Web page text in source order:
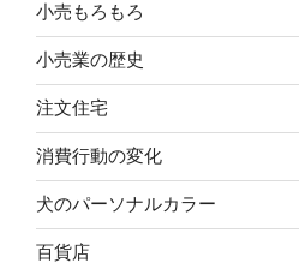
小売もろもろ
小売業の歴史
注文住宅
消費行動の変化
犬のパーソナルカラー
百貨店